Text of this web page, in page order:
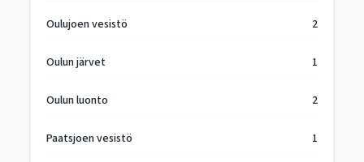
Oulujoen vesistö 2
Oulun järvet 1
Oulun luonto 2
Paatsjoen vesistö 1